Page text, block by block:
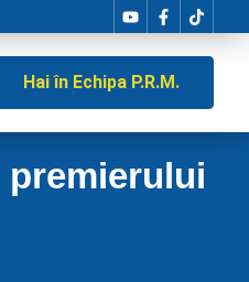
Hai în Echipa P.R.M.
premierului